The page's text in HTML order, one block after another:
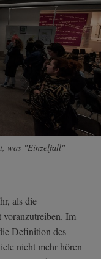
was "Einzelfall"
als die
voranzutreiben. Im
Definition des
nicht mehr hören